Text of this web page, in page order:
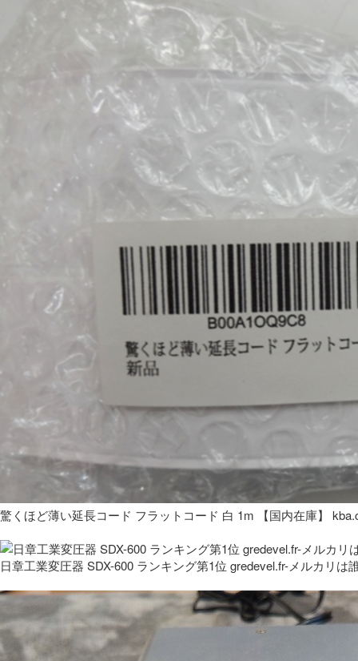
驚くほど薄い延長コード フラットコード 白 1m 【国内在庫】
日章工業変圧器 SDX-600 ランキング第1位 gredevel.fr-メルカリは